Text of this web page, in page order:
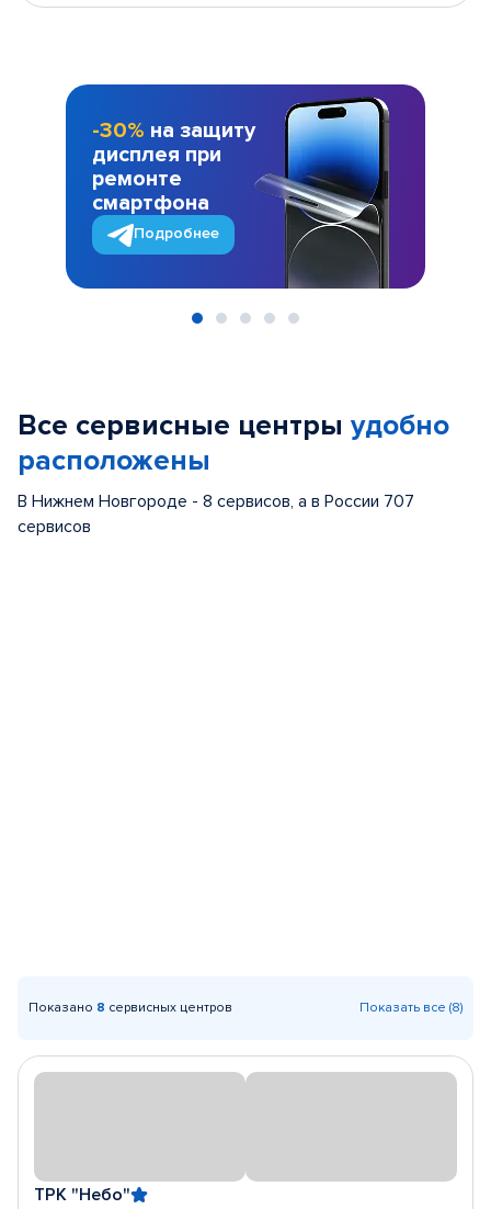
-30% на защиту
дисплея при
ремонте
смартфона
Подробнее
Все сервисные центры удобно
расположены
В Нижнем Новгороде - 8 сервисов, а в России 707
сервисов
Показано 8 сервисных центров Показать все (8)
ТРК "Небо"